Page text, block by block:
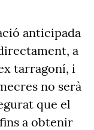
anticipada
a
tarragoní, i
no serà
que el
a obtenir